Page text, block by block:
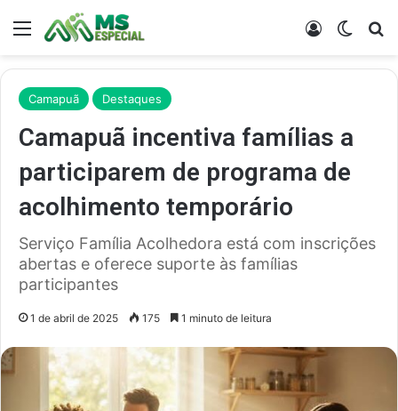
Menu Entrar
Camapuã Destaques
Camapuã incentiva famílias a
participarem de programa de
acolhimento temporário
Serviço Família Acolhedora está com inscrições
abertas e oferece suporte às famílias
participantes
1 de abril de 2025 175 1 minuto de leitura